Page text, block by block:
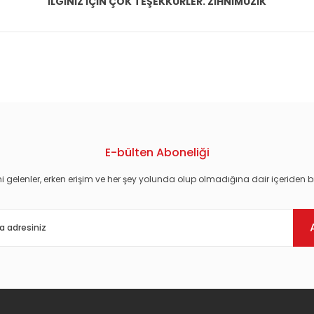
E-bülten Aboneliği
gelenler, erken erişim ve her şey yolunda olup olmadığına dair içeriden